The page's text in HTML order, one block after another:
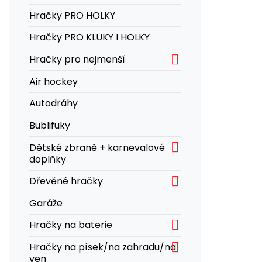
Hračky PRO HOLKY
Hračky PRO KLUKY I HOLKY
Hračky pro nejmenší

Air hockey
Autodráhy
Bublifuky
Dětské zbraně + karnevalové
doplňky

Dřevěné hračky 
Garáže
Hračky na baterie

Hračky na písek/na zahradu/na
ven
